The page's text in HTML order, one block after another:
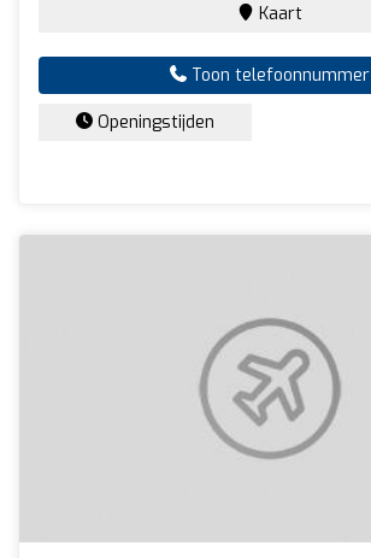
Kaart
Toon telefoonnummer
Openingstijden